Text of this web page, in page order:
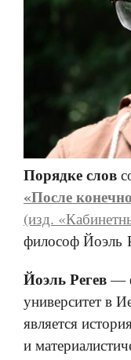
Порядке слов
«После
(изд.
философ Йоэль
Йоэль Регев —
университет в
является
и